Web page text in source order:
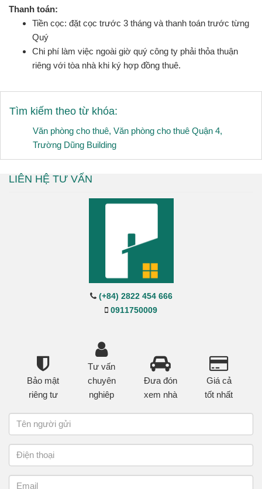
Thanh toán:
Tiền cọc: đặt cọc trước 3 tháng và thanh toán trước từng
Quý
Chi phí làm việc ngoài giờ quý công ty phải thỏa thuận
riêng với tòa nhà khi ký hợp đồng thuê.
Tìm kiếm theo từ khóa:
Văn phòng cho thuê, Văn phòng cho thuê Quận 4,
Trường Dũng Building
LIÊN HỆ TƯ VẤN
(+84) 2822 454 666
0911750009
Bảo mật
riêng tư
Tư vấn
chuyên
nghiêp
Đưa đón
xem nhà
Giá cả
tốt nhất